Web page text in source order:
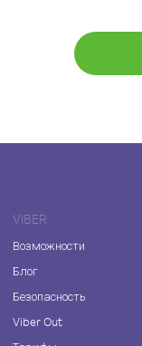
VIBER
Возможности
Блог
Безопасность
Viber Out